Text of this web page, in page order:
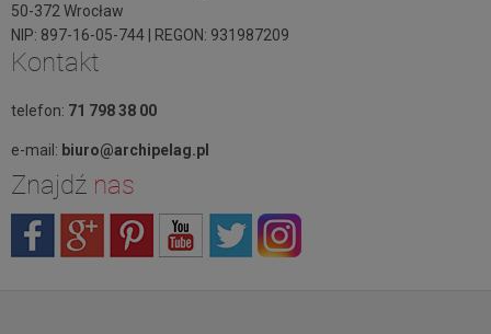
50-372 Wrocław
NIP: 897-16-05-744 | REGON: 931987209
Kontakt
telefon: 71 798 38 00
e-mail: biuro@archipelag.pl
Znajdź nas